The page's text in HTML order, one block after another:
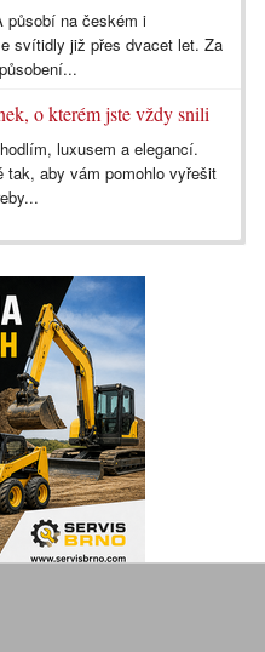
působí na českém i
svítidly již přes dvacet let. Za
o kterém jste vždy snili
luxusem a elegancí.
tak, aby vám pomohlo vyřešit